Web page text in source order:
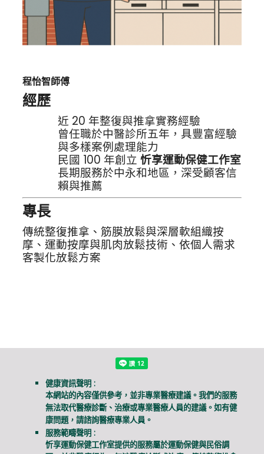
程怡智師傅
經歷
近 20 年整復與推拿實務經驗
曾任職於中醫診所五年，具豐富經驗
與多樣案例處理能力
民國 100 年創立忻享運動保健工作室
長期服務於中永和地區，深受顧客信
賴與推薦
專長
傳統整復推拿、筋膜放鬆與深層軟組織按
摩、運動按摩與肌肉放鬆技術、依個人需求
客製化放鬆方案
健康資訊聲明 :
本網站的內容僅供參考，並非專業醫療建議。我們的服務
無法取代醫療診斷、治療或專業醫療人員的建議。如有健
康問題，請諮詢醫療專業人員。
服務範疇聲明 :
忻享運動保健工作室提供的服務屬於運動保健與民俗調